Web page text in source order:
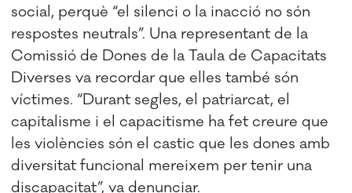
social, perquè “el silenci o la inacció no són
respostes neutrals”. Una representant de la
Comissió de Dones de la Taula de Capacitats
Diverses va recordar que elles també són
víctimes. “Durant segles, el patriarcat, el
capitalisme i el capacitisme ha fet creure que
les violències són el castic que les dones amb
diversitat funcional mereixem per tenir una
discapacitat”, va denunciar.